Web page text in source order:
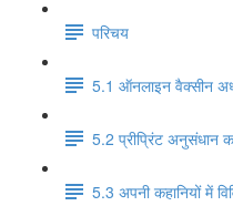
परिचय
5.1 ऑनलाइन वैक्सीन
5.2 प्रीप्रिंट अनुसंधान
5.3 अपनी कहानियों में